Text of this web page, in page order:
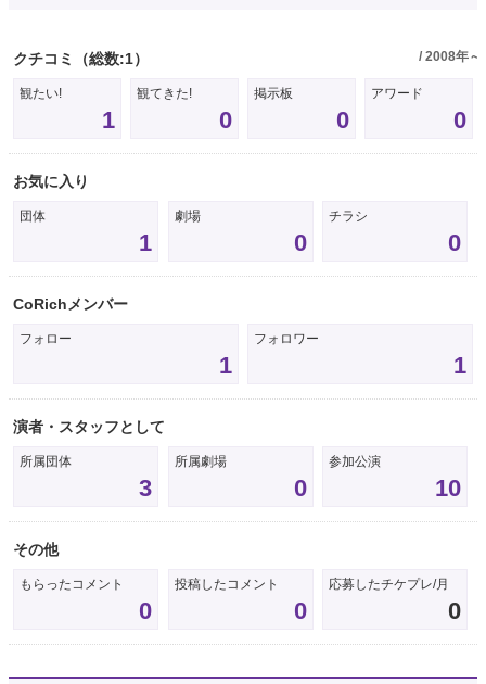
クチコミ （総数:1） / 2008年～
観たい!
1
観てきた!
0
掲示板
0
アワード
0
お気に入り
団体
1
劇場
0
チラシ
0
CoRichメンバー
フォロー
1
フォロワー
1
演者・スタッフとして
所属団体
3
所属劇場
0
参加公演
10
その他
もらったコメント
0
投稿したコメント
0
応募したチケプレ/月
0